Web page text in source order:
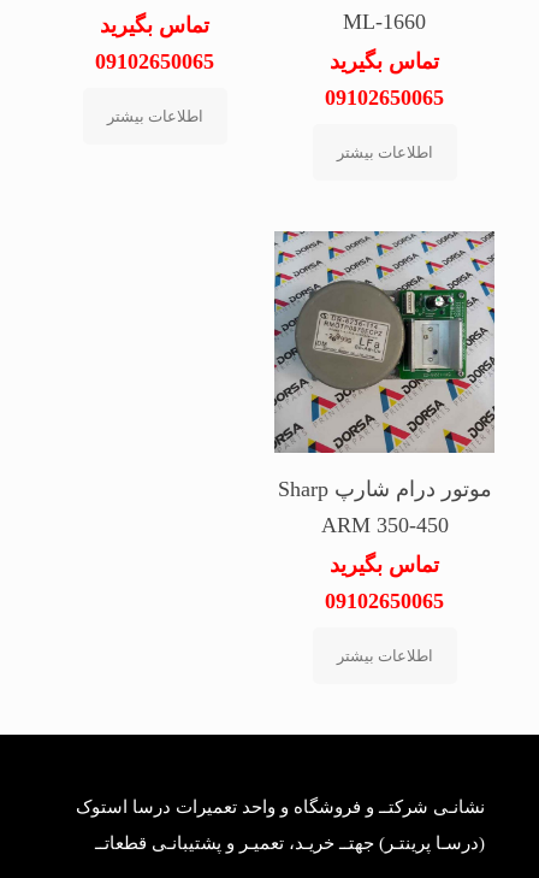
ML-1660
تماس بگیرید
09102650065
اطلاعات بیشتر
تماس بگیرید
09102650065
اطلاعات بیشتر
موتور درام شارپ Sharp
ARM 350-450
تماس بگیرید
09102650065
اطلاعات بیشتر
نشانـی شرکتــ و فروشگاه و واحد تعمیرات درسا استوک
(درسـا پرینتـر) جهتــ خریـد، تعمیـر و پشتیبانـی قطعاتــ